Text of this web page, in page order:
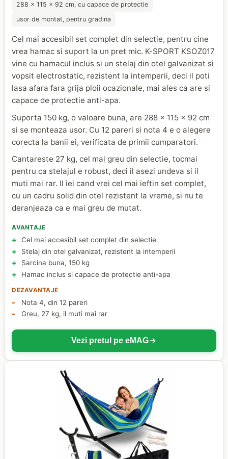
288 x 115 x 92 cm, cu capace de protectie
usor de montat, pentru gradina
Cel mai accesibil set complet din selectie, pentru cine
vrea hamac si suport la un pret mic. K-SPORT KSOZ017
vine cu hamacul inclus si un stelaj din otel galvanizat si
vopsit electrostatic, rezistent la intemperii, deci il poti
lasa afara fara grija ploii ocazionale, mai ales ca are si
capace de protectie anti-apa.
Suporta 150 kg, o valoare buna, are 288 x 115 x 92 cm
si se monteaza usor. Cu 12 pareri si nota 4 e o alegere
corecta la banii ei, verificata de primii cumparatori.
Cantareste 27 kg, cel mai greu din selectie, tocmai
pentru ca stelajul e robust, deci il asezi undeva si il
muti mai rar. Il iei cand vrei cel mai ieftin set complet,
cu un cadru solid din otel rezistent la vreme, si nu te
deranjeaza ca e mai greu de mutat.
AVANTAJE
Cel mai accesibil set complet din selectie
Stelaj din otel galvanizat, rezistent la intemperii
Sarcina buna, 150 kg
Hamac inclus si capace de protectie anti-apa
DEZAVANTAJE
Nota 4, din 12 pareri
Greu, 27 kg, il muti mai rar
Vezi pretul pe eMAG